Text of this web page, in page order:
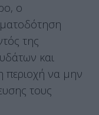
ο
της
υδάτων και
περιοχή να μην
τους